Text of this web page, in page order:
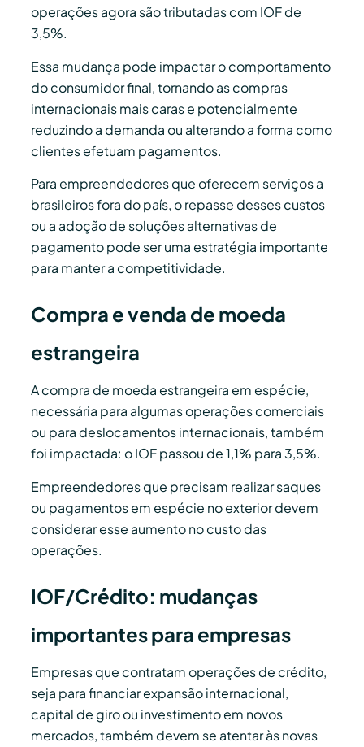
operações agora são tributadas com IOF de
3,5%.
Essa mudança pode impactar o comportamento
do consumidor final, tornando as compras
internacionais mais caras e potencialmente
reduzindo a demanda ou alterando a forma como
clientes efetuam pagamentos.
Para empreendedores que oferecem serviços a
brasileiros fora do país, o repasse desses custos
ou a adoção de soluções alternativas de
pagamento pode ser uma estratégia importante
para manter a competitividade.
Compra e venda de moeda
estrangeira
A compra de moeda estrangeira em espécie,
necessária para algumas operações comerciais
ou para deslocamentos internacionais, também
foi impactada: o IOF passou de 1,1% para 3,5%.
Empreendedores que precisam realizar saques
ou pagamentos em espécie no exterior devem
considerar esse aumento no custo das
operações.
IOF/Crédito: mudanças
importantes para empresas
Empresas que contratam operações de crédito,
seja para financiar expansão internacional,
capital de giro ou investimento em novos
mercados, também devem se atentar às novas